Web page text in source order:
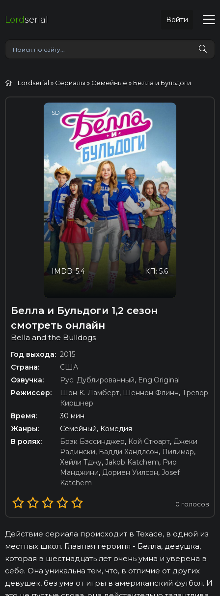
Lordserial Войти
Lordserial » Сериалы » Семейные » Белла и Бульдоги
SD
КП: 5.6
IMDB: 5.4
Белла и Бульдоги 1,2 сезон
смотреть онлайн
Bella and the Bulldogs
Год выхода: 2015
Страна:
США
Озвучка:
Рус. Дублированный, Eng.Original
Режиссер:
Шон К. Ламберт, Шеннон Флинн, Тревор
Киршнер
Время:
30 мин
Жанры:
Семейный, Комедия
В ролях:
Брэк Бэссинджер, Кой Стюарт, Джеки
Радински, Бадди Хандлсон, Лилимар,
Хейли Тджу, Jakob Katchem, Рио
Манджини, Дориен Уилсон, Josef
Katchem
0 голосов
Действие сериала происходит в Техасе, в одной из
местных школ. Главная героиня - Белла, девушка,
которая в шестнадцать лет очень умна и уверена в
себе. Она уникальна тем, что, в отличие от других
девушек, без ума от игры в американский футбол. И